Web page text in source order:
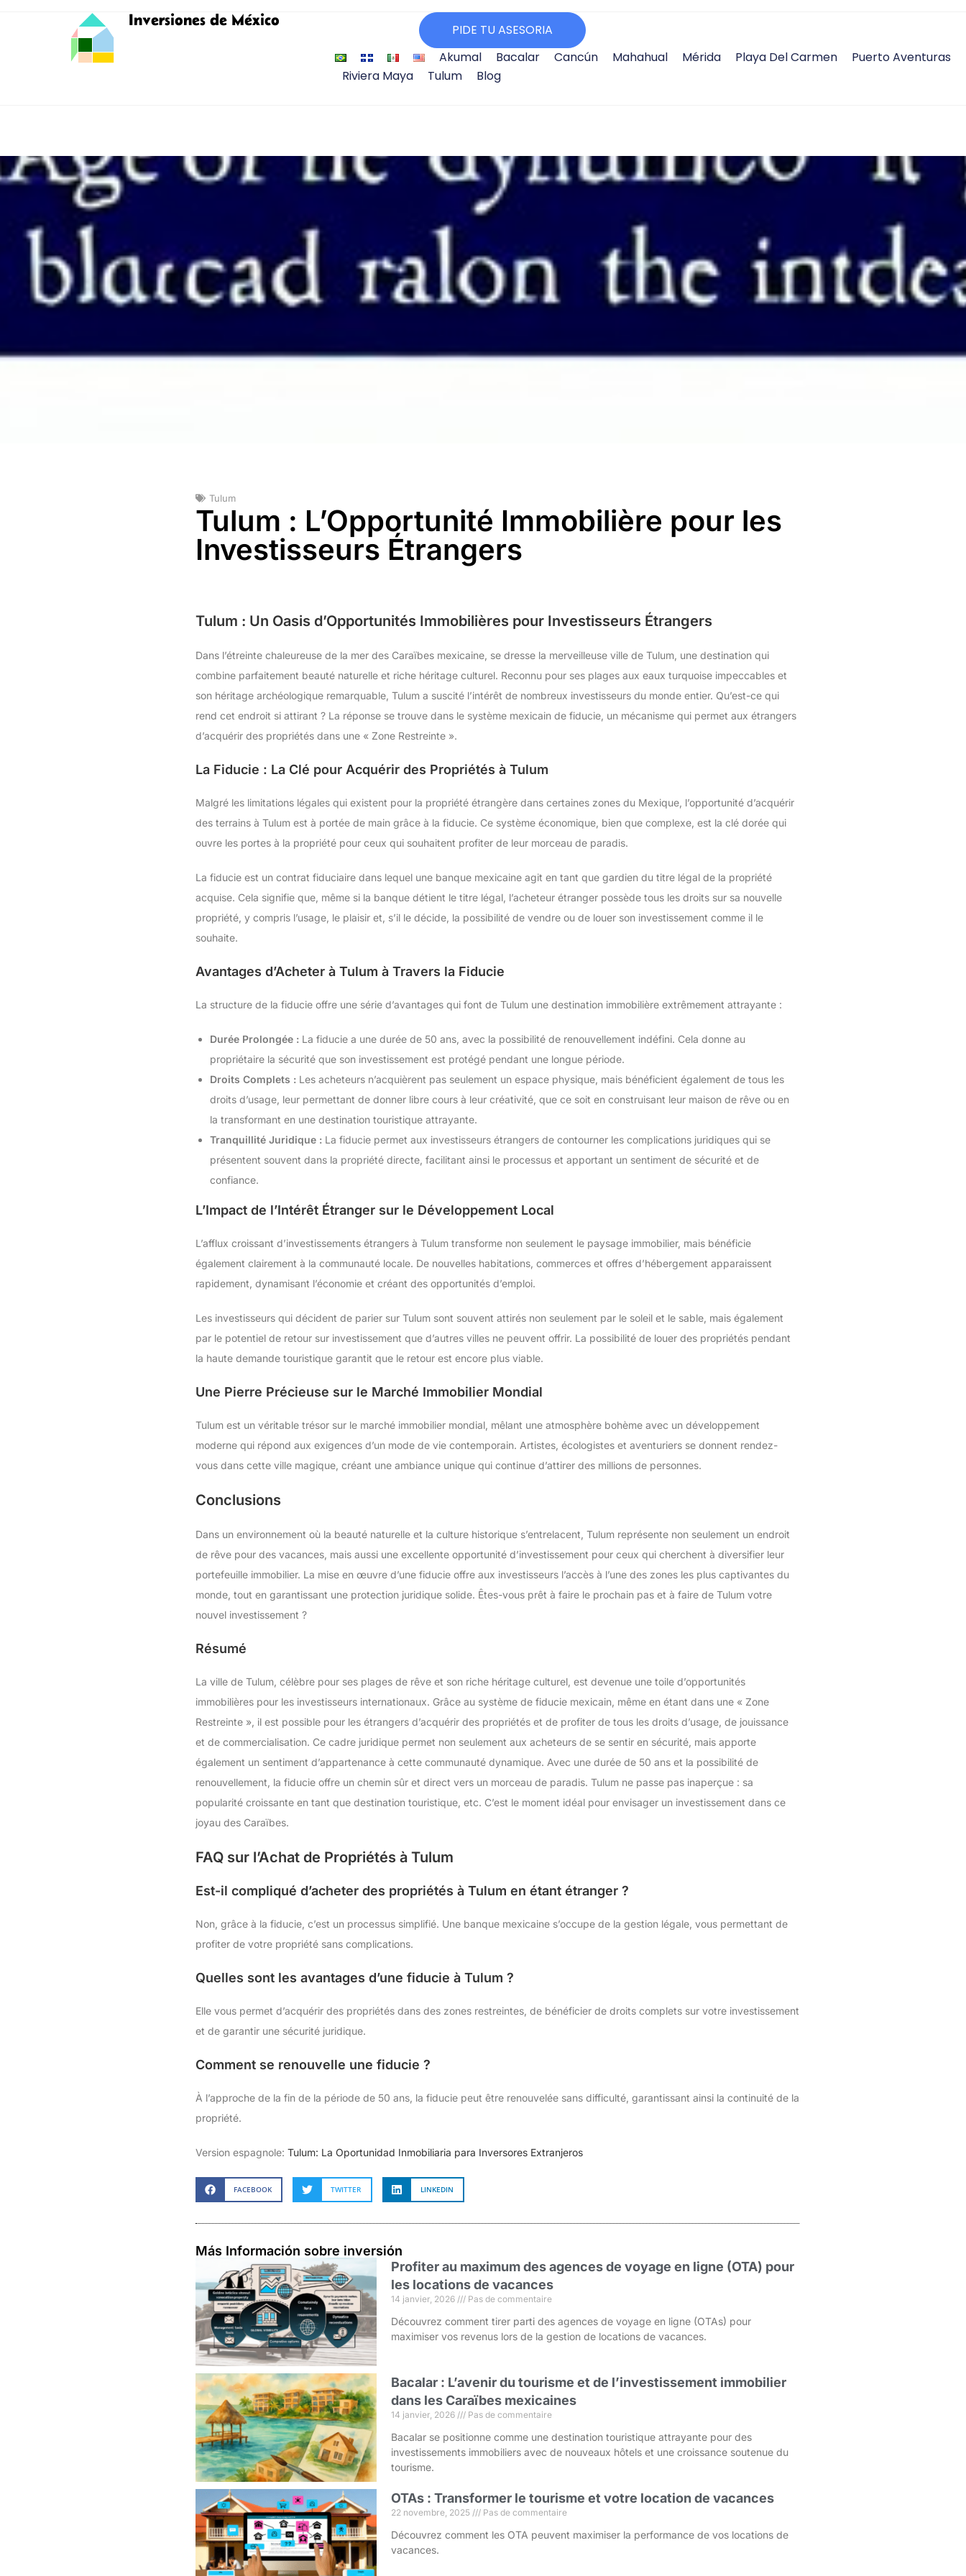
Inversiones de México
PIDE TU ASESORIA
Akumal
Bacalar Cancún Mahahual Mérida Playa Del Carmen Puerto Aventuras
Riviera Maya
Tulum Blog
Tulum
Tulum : L’Opportunité Immobilière pour les
Investisseurs Étrangers
Tulum : Un Oasis d’Opportunités Immobilières pour Investisseurs Étrangers
Dans l’étreinte chaleureuse de la mer des Caraïbes mexicaine, se dresse la merveilleuse ville de Tulum, une destination qui
combine parfaitement beauté naturelle et riche héritage culturel. Reconnu pour ses plages aux eaux turquoise impeccables et
son héritage archéologique remarquable, Tulum a suscité l’intérêt de nombreux investisseurs du monde entier. Qu’est-ce qui
rend cet endroit si attirant ? La réponse se trouve dans le système mexicain de fiducie, un mécanisme qui permet aux étrangers
d’acquérir des propriétés dans une « Zone Restreinte ».
La Fiducie : La Clé pour Acquérir des Propriétés à Tulum
Malgré les limitations légales qui existent pour la propriété étrangère dans certaines zones du Mexique, l’opportunité d’acquérir
des terrains à Tulum est à portée de main grâce à la fiducie. Ce système économique, bien que complexe, est la clé dorée qui
ouvre les portes à la propriété pour ceux qui souhaitent profiter de leur morceau de paradis.
La fiducie est un contrat fiduciaire dans lequel une banque mexicaine agit en tant que gardien du titre légal de la propriété
acquise. Cela signifie que, même si la banque détient le titre légal, l’acheteur étranger possède tous les droits sur sa nouvelle
propriété, y compris l’usage, le plaisir et, s’il le décide, la possibilité de vendre ou de louer son investissement comme il le
souhaite.
Avantages d’Acheter à Tulum à Travers la Fiducie
La structure de la fiducie offre une série d’avantages qui font de Tulum une destination immobilière extrêmement attrayante :
Durée Prolongée : La fiducie a une durée de 50 ans, avec la possibilité de renouvellement indéfini. Cela donne au
propriétaire la sécurité que son investissement est protégé pendant une longue période.
Droits Complets : Les acheteurs n’acquièrent pas seulement un espace physique, mais bénéficient également de tous les
droits d’usage, leur permettant de donner libre cours à leur créativité, que ce soit en construisant leur maison de rêve ou en
la transformant en une destination touristique attrayante.
Tranquillité Juridique : La fiducie permet aux investisseurs étrangers de contourner les complications juridiques qui se
présentent souvent dans la propriété directe, facilitant ainsi le processus et apportant un sentiment de sécurité et de
confiance.
L’Impact de l’Intérêt Étranger sur le Développement Local
L’afflux croissant d’investissements étrangers à Tulum transforme non seulement le paysage immobilier, mais bénéficie
également clairement à la communauté locale. De nouvelles habitations, commerces et offres d’hébergement apparaissent
rapidement, dynamisant l’économie et créant des opportunités d’emploi.
Les investisseurs qui décident de parier sur Tulum sont souvent attirés non seulement par le soleil et le sable, mais également
par le potentiel de retour sur investissement que d’autres villes ne peuvent offrir. La possibilité de louer des propriétés pendant
la haute demande touristique garantit que le retour est encore plus viable.
Une Pierre Précieuse sur le Marché Immobilier Mondial
Tulum est un véritable trésor sur le marché immobilier mondial, mêlant une atmosphère bohème avec un développement
moderne qui répond aux exigences d’un mode de vie contemporain. Artistes, écologistes et aventuriers se donnent rendez-
vous dans cette ville magique, créant une ambiance unique qui continue d’attirer des millions de personnes.
Conclusions
Dans un environnement où la beauté naturelle et la culture historique s’entrelacent, Tulum représente non seulement un endroit
de rêve pour des vacances, mais aussi une excellente opportunité d’investissement pour ceux qui cherchent à diversifier leur
portefeuille immobilier. La mise en œuvre d’une fiducie offre aux investisseurs l’accès à l’une des zones les plus captivantes du
monde, tout en garantissant une protection juridique solide. Êtes-vous prêt à faire le prochain pas et à faire de Tulum votre
nouvel investissement ?
Résumé
La ville de Tulum, célèbre pour ses plages de rêve et son riche héritage culturel, est devenue une toile d’opportunités
immobilières pour les investisseurs internationaux. Grâce au système de fiducie mexicain, même en étant dans une « Zone
Restreinte », il est possible pour les étrangers d’acquérir des propriétés et de profiter de tous les droits d’usage, de jouissance
et de commercialisation. Ce cadre juridique permet non seulement aux acheteurs de se sentir en sécurité, mais apporte
également un sentiment d’appartenance à cette communauté dynamique. Avec une durée de 50 ans et la possibilité de
renouvellement, la fiducie offre un chemin sûr et direct vers un morceau de paradis. Tulum ne passe pas inaperçue : sa
popularité croissante en tant que destination touristique, etc. C’est le moment idéal pour envisager un investissement dans ce
joyau des Caraïbes.
FAQ sur l’Achat de Propriétés à Tulum
Est-il compliqué d’acheter des propriétés à Tulum en étant étranger ?
Non, grâce à la fiducie, c’est un processus simplifié. Une banque mexicaine s’occupe de la gestion légale, vous permettant de
profiter de votre propriété sans complications.
Quelles sont les avantages d’une fiducie à Tulum ?
Elle vous permet d’acquérir des propriétés dans des zones restreintes, de bénéficier de droits complets sur votre investissement
et de garantir une sécurité juridique.
Comment se renouvelle une fiducie ?
À l’approche de la fin de la période de 50 ans, la fiducie peut être renouvelée sans difficulté, garantissant ainsi la continuité de la
propriété.
Version espagnole: Tulum: La Oportunidad Inmobiliaria para Inversores Extranjeros
FACEBOOK TWITTER LINKEDIN
Más Información sobre inversión
Profiter au maximum des agences de voyage en ligne (OTA) pour
les locations de vacances
14 janvier, 2026 Pas de commentaire
Découvrez comment tirer parti des agences de voyage en ligne (OTAs) pour
maximiser vos revenus lors de la gestion de locations de vacances.
Bacalar : L’avenir du tourisme et de l’investissement immobilier
dans les Caraïbes mexicaines
14 janvier, 2026 Pas de commentaire
Bacalar se positionne comme une destination touristique attrayante pour des
investissements immobiliers avec de nouveaux hôtels et une croissance soutenue du
tourisme.
OTAs : Transformer le tourisme et votre location de vacances
22 novembre, 2025 Pas de commentaire
Découvrez comment les OTA peuvent maximiser la performance de vos locations de
vacances.